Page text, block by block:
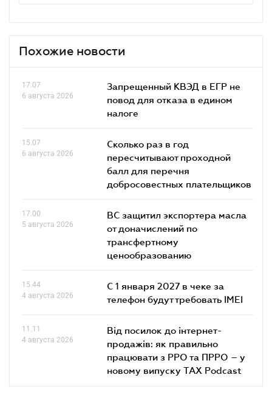
Похожие новости
17.07
6 августа 2026
Запрещенный КВЭД в ЕГР не
повод для отказа в едином
налоге
15.07
6 августа 2026
Сколько раз в год
пересчитывают проходной
балл для перечня
добросовестных плательщиков
17.00
5 августа 2026
ВС защитил экспортера масла
от доначислений по
трансфертному
ценообразованию
15.44
4 августа 2026
С 1 января 2027 в чеке за
телефон будут требовать IMEI
11.11
4 августа 2026
Від посилок до інтернет-
продажів: як правильно
працювати з РРО та ПРРО – у
новому випуску TAX Podcast